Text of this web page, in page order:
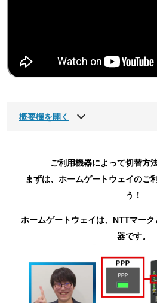
概要欄を開く
ご利用機器によって切替方
まずは、ホームゲートウェイのご
う！
ホームゲートウェイは、NTTマーク
器です。